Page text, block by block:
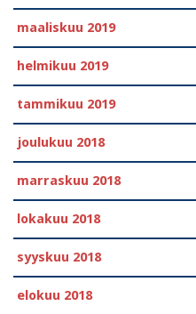
maaliskuu 2019
helmikuu 2019
tammikuu 2019
joulukuu 2018
marraskuu 2018
lokakuu 2018
syyskuu 2018
elokuu 2018